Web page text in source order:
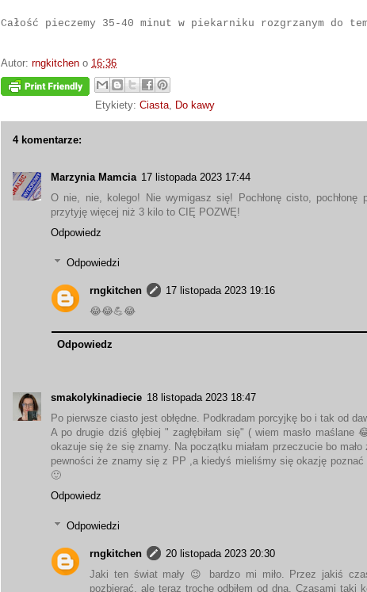
Całość pieczemy 35-40 minut w piekarniku rozgrzanym do
Autor: rngkitchen o 16:36
Etykiety: Ciasta, Do kawy
4 komentarze:
Marzynia Mamcia 17 listopada 2023 17:44
O nie, nie, kolego! Nie wymigasz się! Pochłonę cisto,
przytyję więcej niż 3 kilo to CIĘ POZWĘ!
Odpowiedz
Odpowiedzi
rngkitchen
17 listopada 2023 19:16
😂😂💪😂
Odpowiedz
smakolykinadiecie 18 listopada 2023 18:47
Po pierwsze ciasto jest obłędne. Podkradam porcyjkę bo i tak od
A po drugie dziś głębiej " zagłębiłam się" ( wiem masło
okazuje się że się znamy. Na początku miałam przeczucie bo
pewności że znamy się z PP ,a kiedyś mieliśmy się okazję
🙂
Odpowiedz
Odpowiedzi
rngkitchen
20 listopada 2023 20:30
Jaki ten świat mały 😉 bardzo mi miło. Przez jakiś
pozbierać, ale teraz trochę odbiłem od dna. Czasami taki